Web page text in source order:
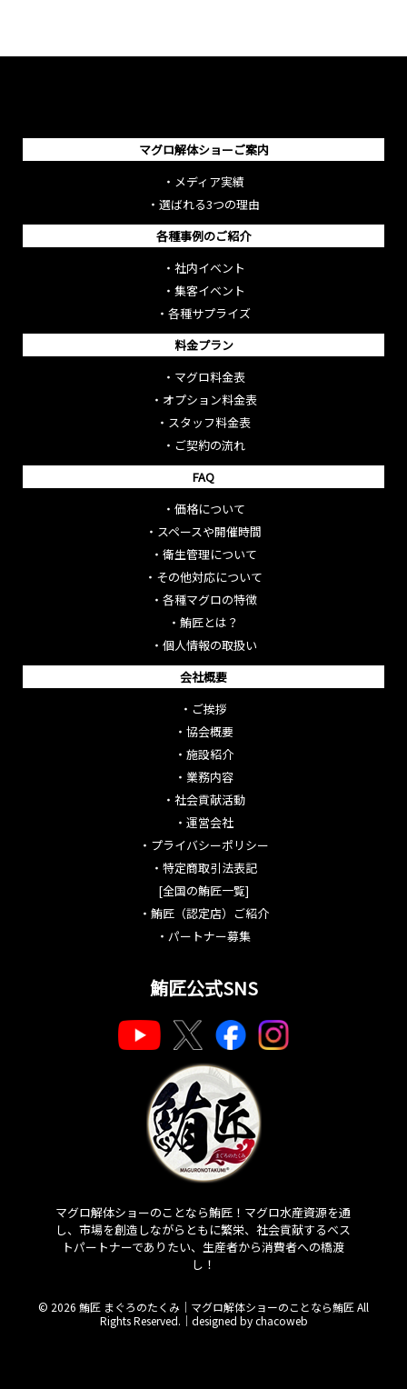
マグロ解体ショーご案内
・ メディア実績
・ 選ばれる3つの理由
各種事例のご紹介
・ 社内イベント
・ 集客イベント
・ 各種サプライズ
料金プラン
・ マグロ料金表
・ オプション料金表
・ スタッフ料金表
・ ご契約の流れ
FAQ
・ 価格について
・ スペースや開催時間
・ 衛生管理について
・ その他対応について
・ 各種マグロの特徴
・ 鮪匠とは？
・ 個人情報の取扱い
会社概要
・ ご挨拶
・ 協会概要
・ 施設紹介
・ 業務内容
・ 社会貢献活動
・ 運営会社
・ プライバシーポリシー
・ 特定商取引法表記
[全国の鮪匠一覧]
・ 鮪匠（認定店）ご紹介
・ パートナー募集
鮪匠公式SNS
マグロ解体ショーのことなら鮪匠！マグロ水産資源を通
し、市場を創造しながらともに繁栄、社会貢献するベス
トパートナーでありたい、生産者から消費者への橋渡
し！
© 2026 鮪匠 まぐろのたくみ｜マグロ解体ショーのことなら鮪匠 All
Rights Reserved.｜ designed by chacoweb